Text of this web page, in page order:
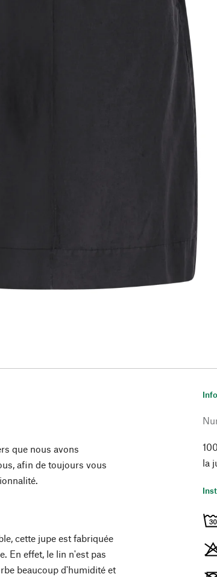
que nous avons
afin de toujours vous
cette jupe est fabriquée
En effet, le lin n'est pas
beaucoup d'humidité et
la